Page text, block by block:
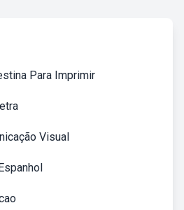
Para Imprimir
Visual